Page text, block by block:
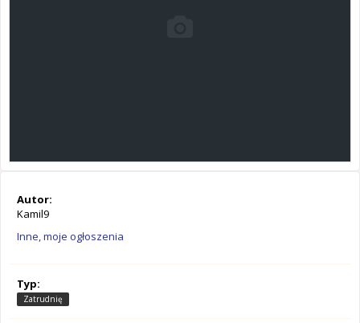
Autor:
Kamil9
Inne, moje ogłoszenia
Typ:
Zatrudnię